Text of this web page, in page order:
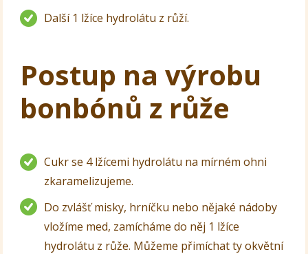
Další 1 lžíce hydrolátu z růží.
Postup na výrobu
bonbónů z růže
Cukr se 4 lžícemi hydrolátu na mírném ohni
zkaramelizujeme.
Do zvlášť misky, hrníčku nebo nějaké nádoby
vložíme med, zamícháme do něj 1 lžíce
hydrolátu z růže. Můžeme přimíchat ty okvětní